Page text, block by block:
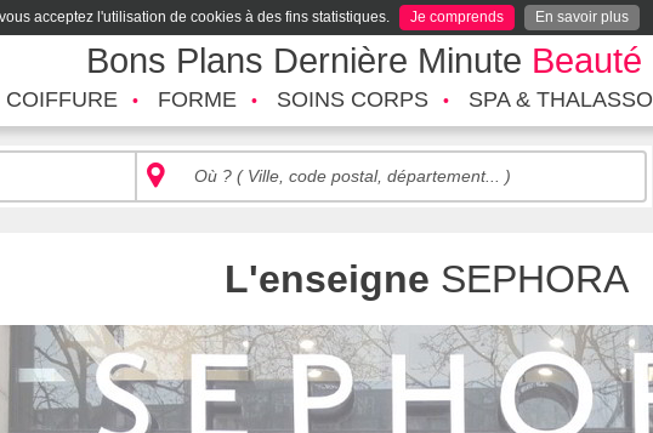
acceptez l'utilisation de cookies à des fins statistiques. Je comprends En savoir plus
Bons Plans Dernière Minute Beauté
COIFFURE FORME SOINS CORPS SPA & THALASSO
L'enseigne SEPHORA